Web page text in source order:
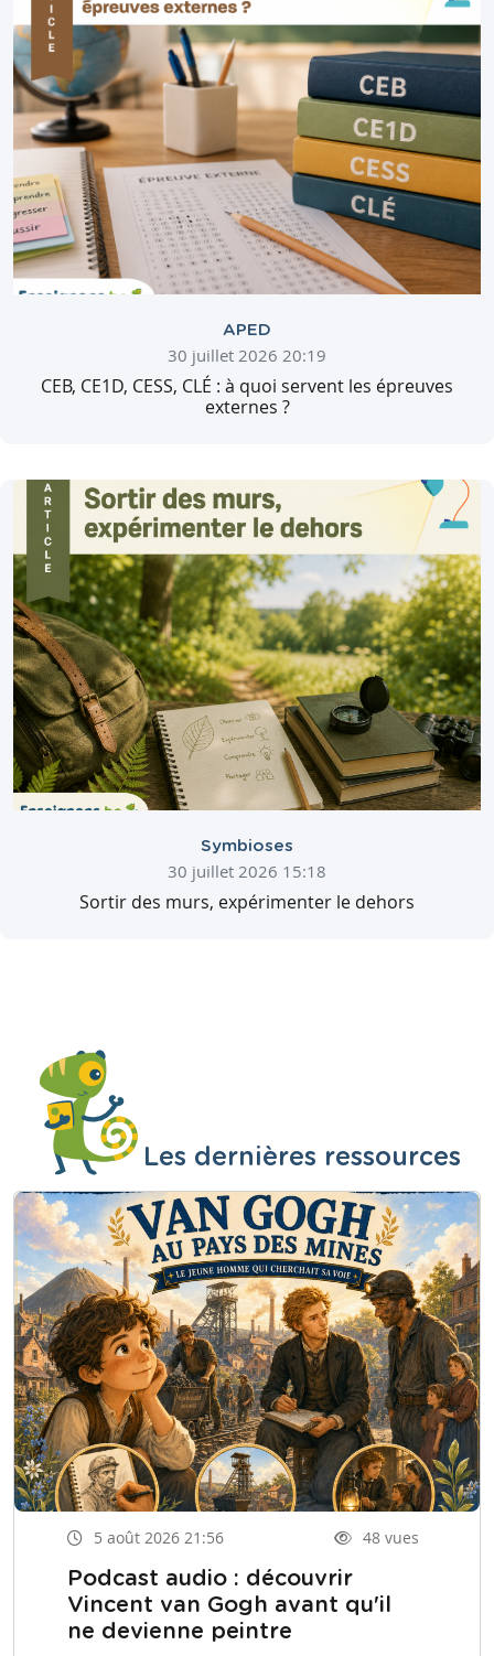
APED
30 juillet 2026 20:19
CEB, CE1D, CESS, CLÉ : à quoi servent les épreuves
externes ?
Symbioses
30 juillet 2026 15:18
Sortir des murs, expérimenter le dehors
Les dernières ressources
5 août 2026 21:56 48 vues
Podcast audio : découvrir
Vincent van Gogh avant qu'il
ne devienne peintre